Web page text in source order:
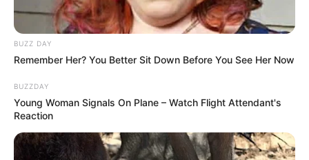
BUZZ DAY
Remember Her? You Better Sit Down Before You See Her Now
BUZZDAY
Young Woman Signals On Plane – Watch Flight Attendant's
Reaction